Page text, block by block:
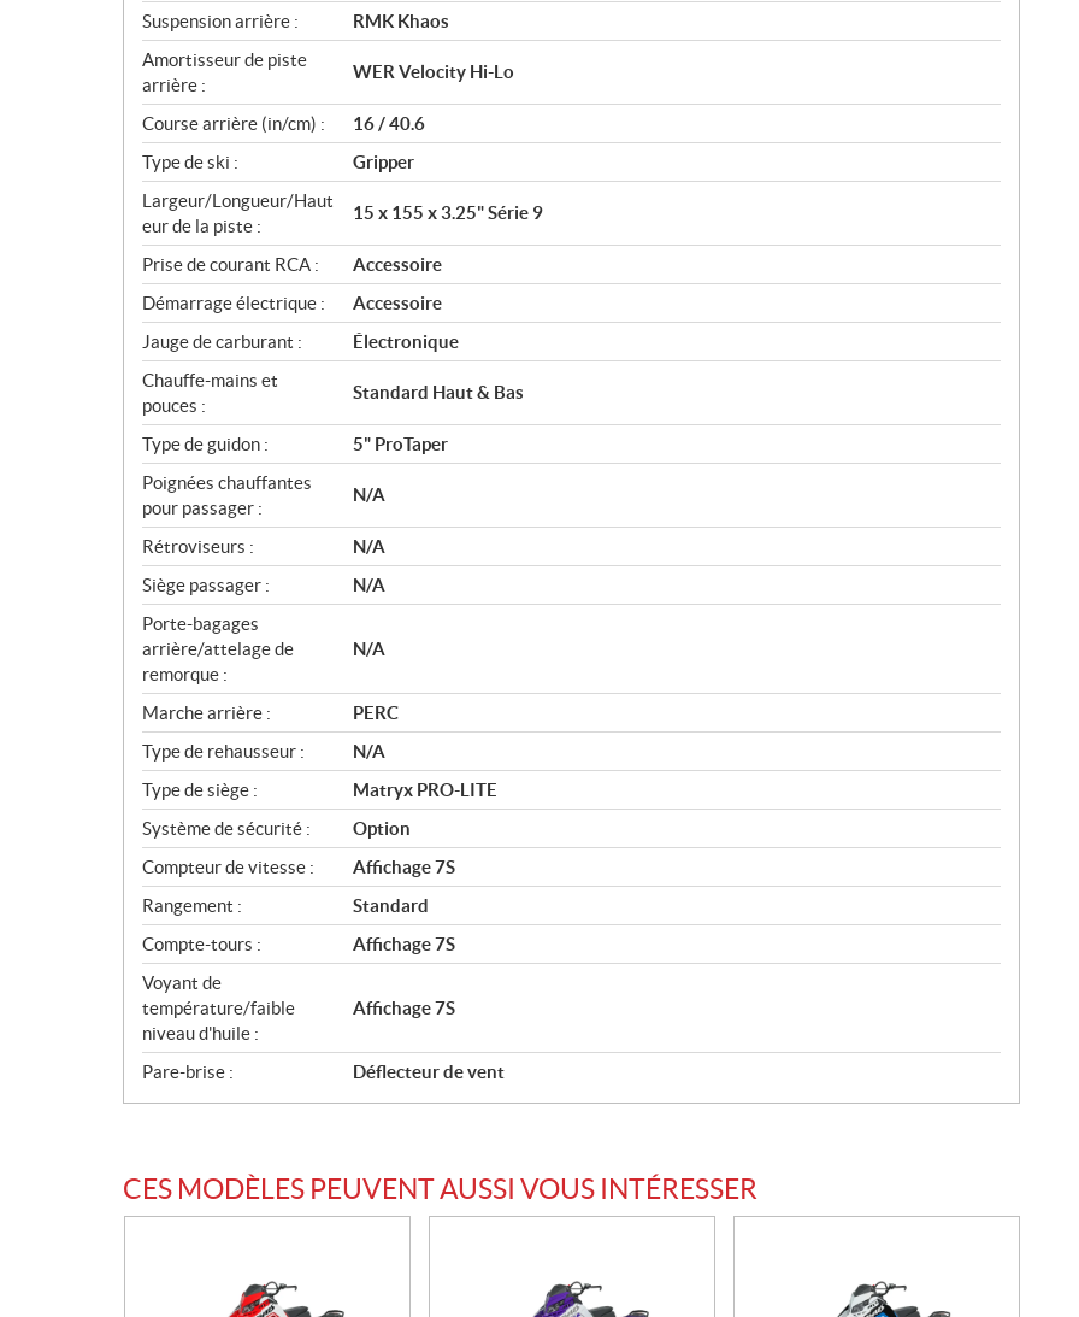
Suspension arrière :
RMK Khaos
Amortisseur de piste
arrière :
WER Velocity Hi-Lo
Course arrière (in/cm) :
16 / 40.6
Type de ski :
Gripper
Largeur/Longueur/Haut
eur de la piste :
15 x 155 x 3.25" Série 9
Prise de courant RCA :
Accessoire
Démarrage électrique :
Accessoire
Jauge de carburant :
Électronique
Chauffe-mains et
pouces :
Standard Haut & Bas
Type de guidon :
5" ProTaper
Poignées chauffantes
pour passager :
N/A
Rétroviseurs :
N/A
Siège passager :
N/A
Porte-bagages
arrière/attelage de
remorque :
N/A
Marche arrière :
PERC
Type de rehausseur :
N/A
Type de siège :
Matryx PRO-LITE
Système de sécurité :
Option
Compteur de vitesse :
Affichage 7S
Rangement :
Standard
Compte-tours :
Affichage 7S
Voyant de
température/faible
niveau d'huile :
Affichage 7S
Pare-brise : Déflecteur de vent
CES MODÈLES PEUVENT AUSSI VOUS INTÉRESSER